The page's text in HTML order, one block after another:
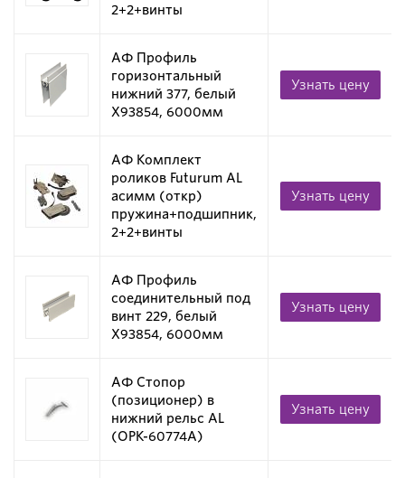
2+2+винты
АФ Профиль
горизонтальный
нижний 377, белый
X93854, 6000мм
Узнать цену
АФ Комплект
роликов Futurum AL
асимм (откр)
пружина+подшипник,
2+2+винты
Узнать цену
АФ Профиль
соединительный под
винт 229, белый
X93854, 6000мм
Узнать цену
АФ Стопор
(позиционер) в
нижний рельс AL
(OPK-60774A)
Узнать цену